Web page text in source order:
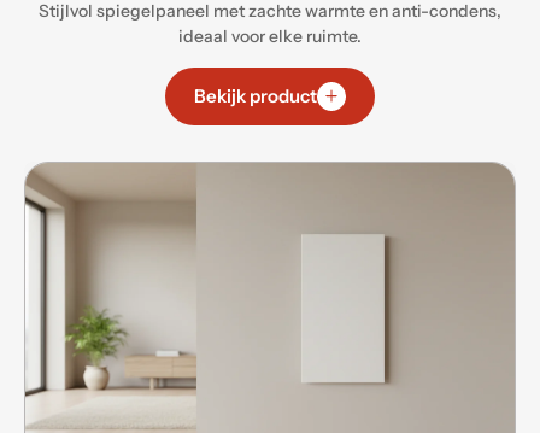
Stijlvol spiegelpaneel met zachte warmte en anti-condens,
ideaal voor elke ruimte.
Bekijk product